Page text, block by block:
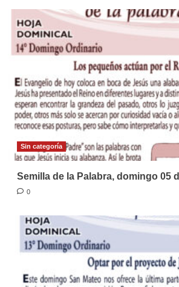
Sin categoría
Semilla de la Palabra, domingo 05
0